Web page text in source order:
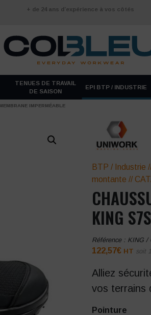
+ de 24 ans d’expérience à vos côtés
TENUES DE TRAVAIL
DE SAISON
EPI BTP / INDUSTRIE
IMPERMÉABLE
BTP / Industrie
montante //
KING
Référence : KING /
122,57€ HT soit
Alliez
vos terrains
Pointure